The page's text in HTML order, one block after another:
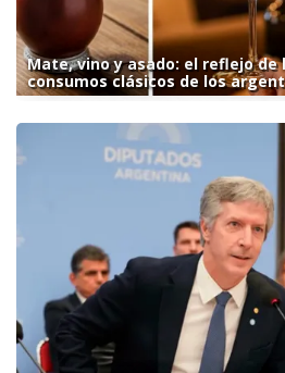
Mate, vino y asado: el reflejo de
consumos clásicos de los